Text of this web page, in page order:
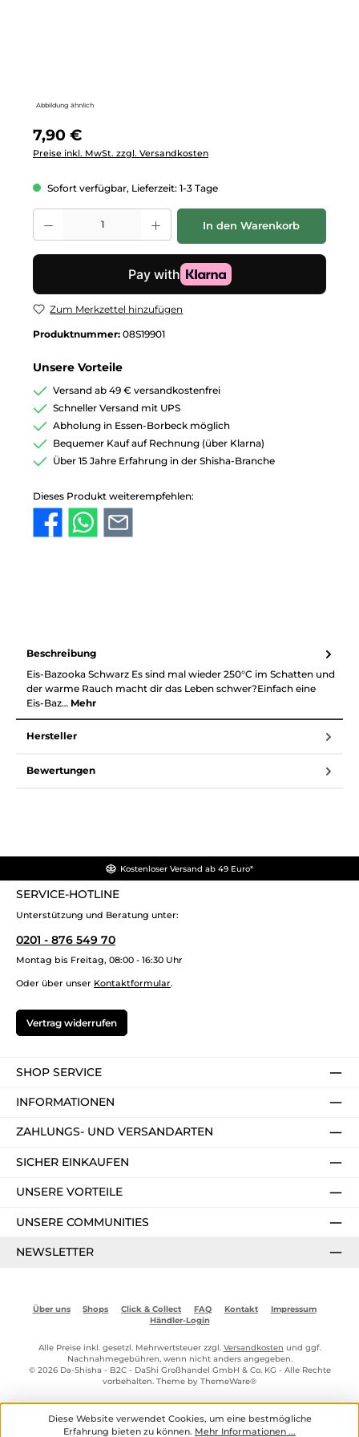
Abbildung ähnlich
Regulärer Preis:
7,90 €
Preise inkl. MwSt. zzgl. Versandkosten
Sofort verfügbar, Lieferzeit: 1-3 Tage
Produkt Anzahl: Gib den gewünschten Wert ein oder benutze die
In den Warenkorb
Zum Merkzettel hinzufügen
Produktnummer: 08S19901
Unsere Vorteile
Versand ab 49 € versandkostenfrei
Schneller Versand mit UPS
Abholung in Essen-Borbeck möglich
Bequemer Kauf auf Rechnung (über Klarna)
Über 15 Jahre Erfahrung in der Shisha-Branche
Dieses Produkt weiterempfehlen:
Beschreibung
Eis-Bazooka Schwarz Es sind mal wieder 250°C im Schatten und
der warme Rauch macht dir das Leben schwer?Einfach eine
Eis-Baz… Mehr
Hersteller
Bewertungen
Kostenloser Versand ab 49 Euro*
SERVICE-HOTLINE
Unterstützung und Beratung unter:
0201 - 876 549 70
Montag bis Freitag, 08:00 - 16:30 Uhr
Oder über unser Kontaktformular.
Vertrag widerrufen
SHOP SERVICE
INFORMATIONEN
ZAHLUNGS- UND VERSANDARTEN
SICHER EINKAUFEN
UNSERE VORTEILE
UNSERE COMMUNITIES
NEWSLETTER
Über uns Shops Click & Collect FAQ Kontakt
Impressum
Händler-Login
Alle Preise inkl. gesetzl. Mehrwertsteuer zzgl. Versandkosten und ggf.
Nachnahmegebühren, wenn nicht anders angegeben.
© 2026 Da-Shisha - B2C - DaShi Großhandel GmbH & Co. KG - Alle Rechte
vorbehalten. Theme by ThemeWare®
Diese Website verwendet Cookies, um eine bestmögliche
Erfahrung bieten zu können. Mehr Informationen ...